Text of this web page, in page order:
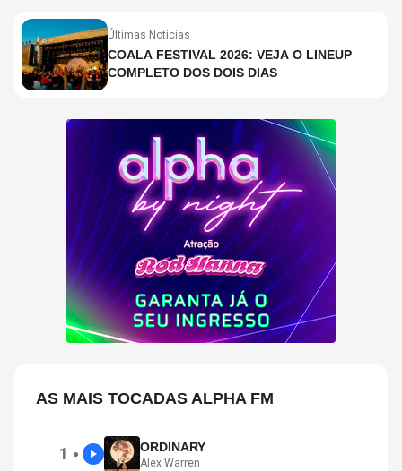
Últimas Notícias
COALA FESTIVAL 2026: VEJA O LINEUP
COMPLETO DOS DOIS DIAS
AS MAIS TOCADAS ALPHA FM
1 ● ORDINARY
Alex Warren